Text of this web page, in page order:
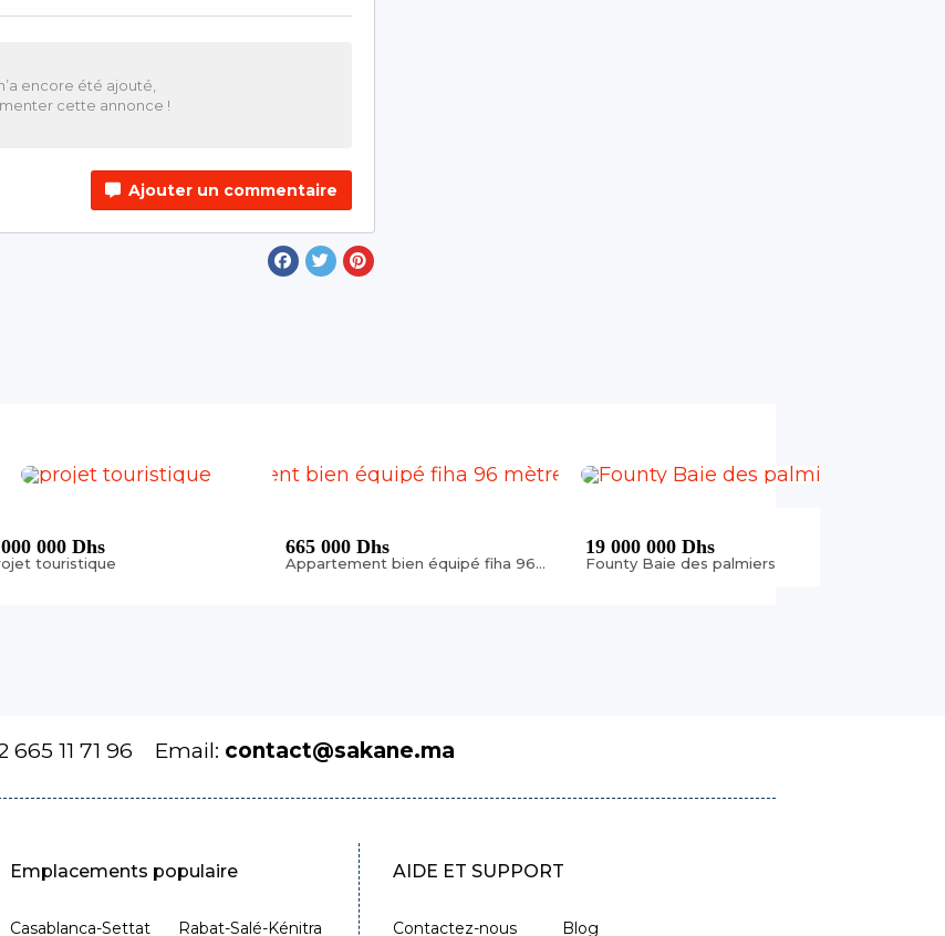
encore été ajouté,
cette annonce !
Ajouter un commentaire
000 Dhs
touristique
665 000 Dhs
Appartement bien équipé fiha 96 mètre quartier zwin
19 000 000 Dhs
Founty Baie des palmiers
665 11 71 96 Email: contact@sakane.ma
Emplacements populaire
Casablanca-Settat Rabat-Salé-Kénitra
AIDE ET SUPPORT
Contactez-nous Blog